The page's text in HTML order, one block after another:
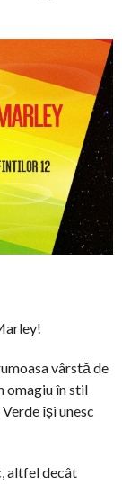
vârstă de
omagiu în stil
își unesc
altfel decât